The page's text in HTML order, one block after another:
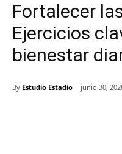
Fortalecer
Ejercicios
bienestar
By Estudio Estadio junio 30,